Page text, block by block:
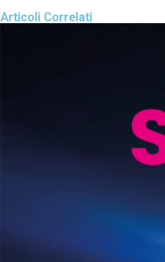
Articoli Correlati